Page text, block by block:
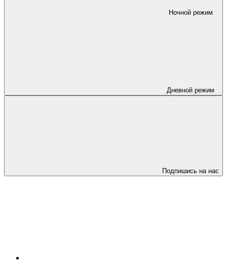
Ночной режим
Дневной режим
Подпишись на нас